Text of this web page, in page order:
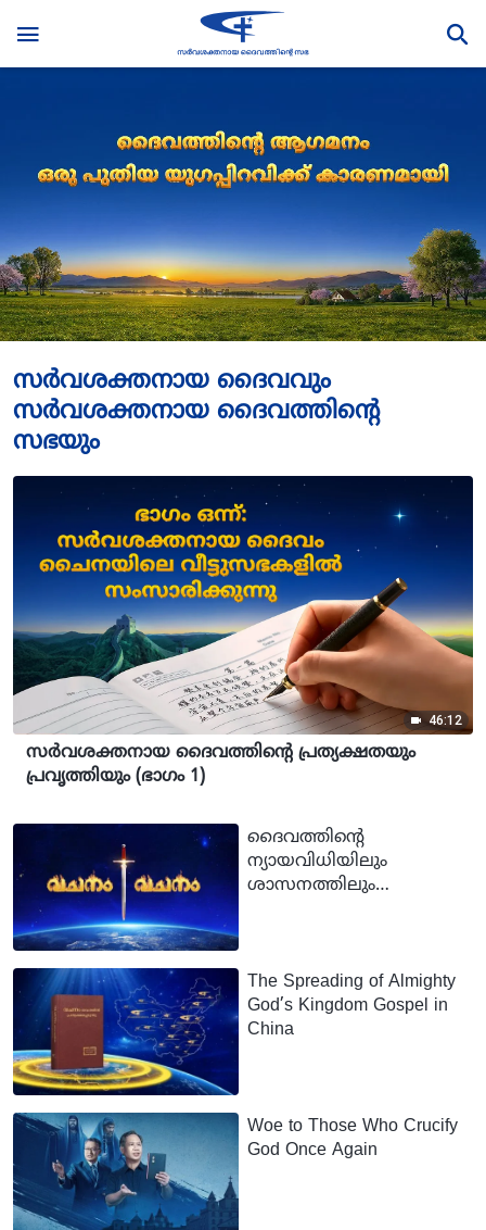
സർവശക്തനായ ദൈവവും
സര്‍വശക്തനായ ദൈവത്തിന്‍റെ
സഭയും
46:12
സര്‍വശക്തനായ ദൈവത്തിന്‍റെ പ്രത്യക്ഷതയും
പ്രവൃത്തിയും (ഭാഗം 1)
ദൈവത്തിന്‍റെ
ന്യായവിധിയിലും
ശാസനത്തിലും
The Spreading of Almighty
God’s Kingdom Gospel in
China
Woe to Those Who Crucify
God Once Again